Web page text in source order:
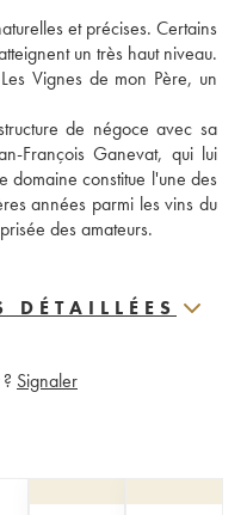
et précises. Certains
un très haut niveau.
Vignes de mon Père, un
de négoce avec sa
François Ganevat, qui lui
domaine constitue l'une des
années parmi les vins du
des amateurs.
DÉTAILLÉES
Signaler